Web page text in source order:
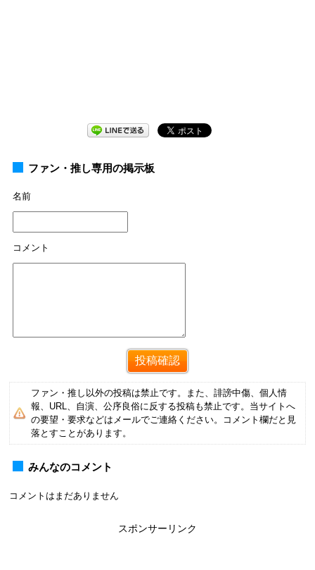
ファン・推し専用の掲示板
名前
コメント
ファン・推し以外の投稿は禁止です。また、誹謗中傷、個人情
報、URL、自演、公序良俗に反する投稿も禁止です。当サイトへ
の要望・要求などはメールでご連絡ください。コメント欄だと見
落とすことがあります。
みんなのコメント
コメントはまだありません
スポンサーリンク